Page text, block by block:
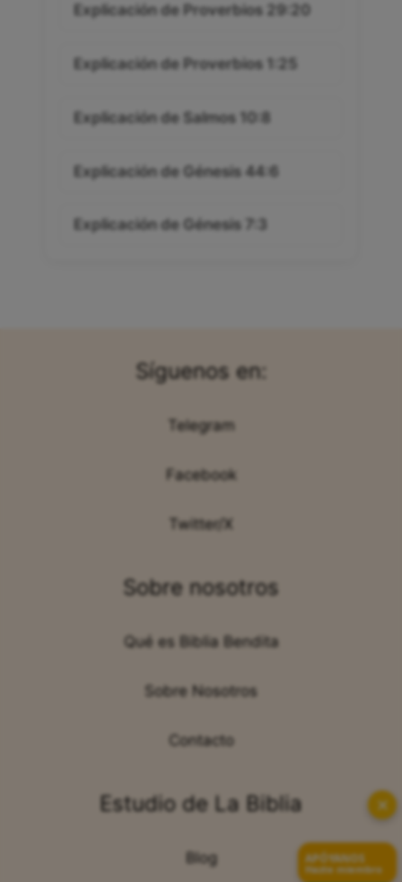
Explicación de Proverbios 29:20
Explicación de Proverbios 1:25
Explicación de Salmos 10:8
Explicación de Génesis 44:6
Explicación de Génesis 7:3
Síguenos en:
Telegram
Facebook
Twitter/X
Sobre nosotros
Qué es Biblia Bendita
Sobre Nosotros
Contacto
Estudio de La Biblia
Blog
✕
APÓYANOS
Hazte miembro